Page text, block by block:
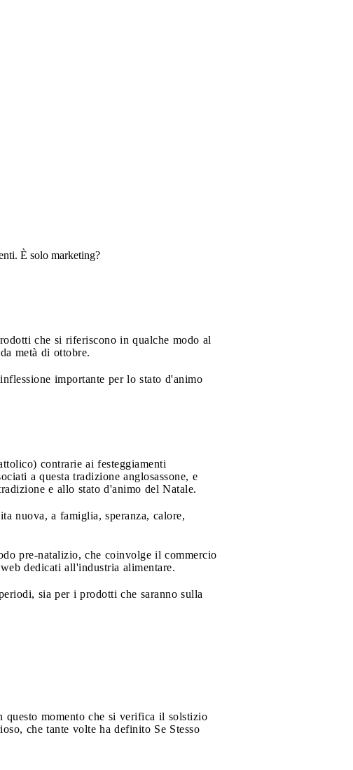
È solo marketing?
che si riferiscono in qualche modo al
metà di ottobre.
importante per lo stato d'animo
contrarie ai festeggiamenti
a questa tradizione anglosassone, e
e allo stato d'animo del Natale.
nuova, a famiglia, speranza, calore,
pre-natalizio, che coinvolge il commercio
dedicati all'industria alimentare.
sia per i prodotti che saranno sulla
questo momento che si verifica il solstizio
che tante volte ha definito Se Stesso